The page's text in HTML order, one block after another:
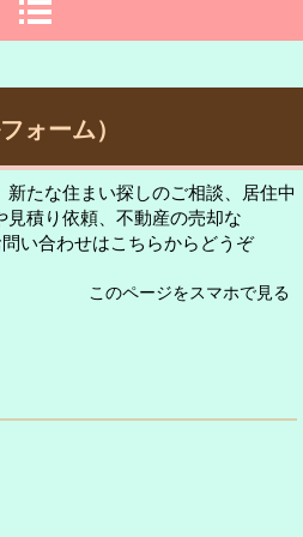
ォーム）
たな住まい探しのご相談、居住中
積り依頼、不動産の売却な
い合わせはこちらからどうぞ
このページをスマホで見る